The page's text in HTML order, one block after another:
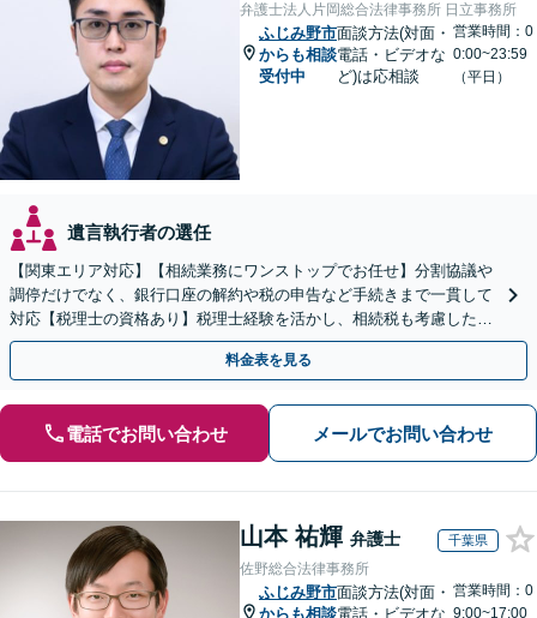
弁護士法人片岡総合法律事務所 日立事務所
ふじみ野市
からも相談
受付中
面談方法(対面・
電話・ビデオな
ど)は応相談
営業時間：0
0:00~23:59
（平日）
遺言執行者の選任
【関東エリア対応】【相続業務にワンストップでお任せ】分割協議や
調停だけでなく、銀行口座の解約や税の申告など手続きまで一貫して
対応【税理士の資格あり】税理士経験を活かし、相続税も考慮した相
続手続きもお任せください【初回相談無料】生前贈与も対応
料金表を見る
電話でお問い合わせ メールでお問い合わせ
山本 祐輝 弁護士 千葉県
佐野総合法律事務所
ふじみ野市
からも相談
面談方法(対面・
電話・ビデオな
営業時間：0
9:00~17:00